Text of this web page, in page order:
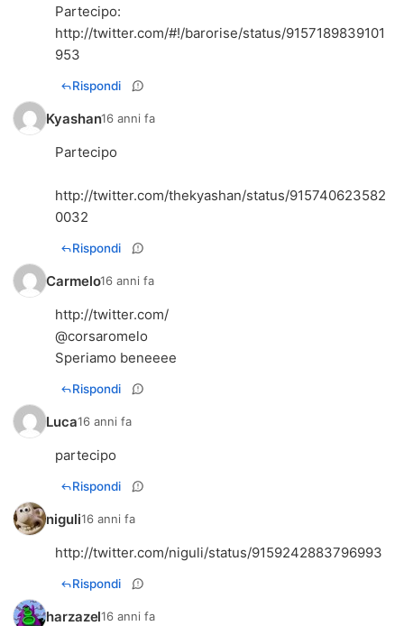
Partecipo:
http://twitter.com/#!/barorise/status/9157189839101
953
Rispondi
Kyashan16 anni fa
Partecipo
http://twitter.com/thekyashan/status/915740623582
0032
Rispondi
Carmelo16 anni fa
http://twitter.com/
@corsaromelo
Speriamo beneeee
Rispondi
Luca16 anni fa
partecipo
Rispondi
niguli16 anni fa
http://twitter.com/niguli/status/9159242883796993
Rispondi
harzazel16 anni fa